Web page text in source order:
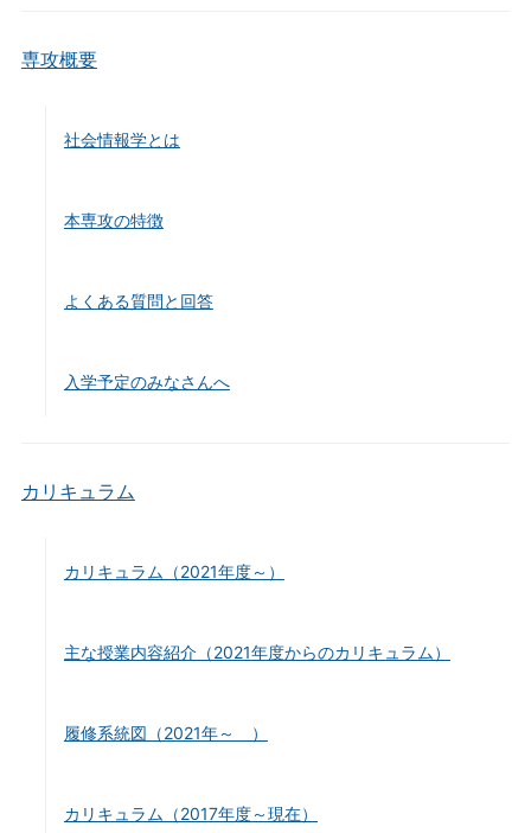
専攻概要
社会情報学とは
本専攻の特徴
よくある質問と回答
入学予定のみなさんへ
カリキュラム
カリキュラム（2021年度～）
主な授業内容紹介（2021年度からのカリキュラム）
履修系統図（2021年～ ）
カリキュラム（2017年度～現在）